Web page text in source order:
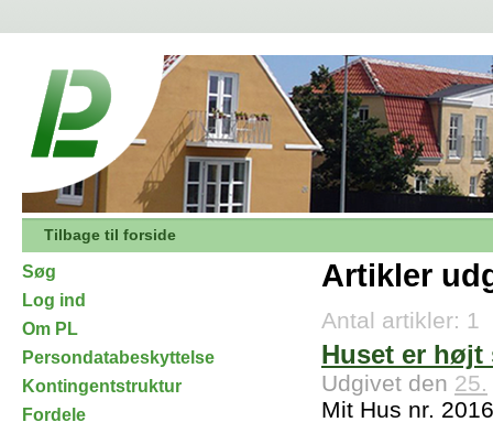
Tilbage til forside
Søg
Log ind
Om PL
Persondatabeskyttelse
Kontingentstruktur
Fordele
Artikler
Antal artikler: 1
Huset er højt
Udgivet den 25.
Mit Hus nr.